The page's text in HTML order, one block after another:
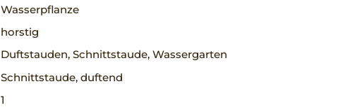
Wasserpflanze
horstig
Duftstauden, Schnittstaude, Wassergarten
Schnittstaude, duftend
1